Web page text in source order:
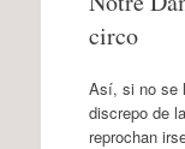
circo
Así, si no se
discrepo de
reprochan